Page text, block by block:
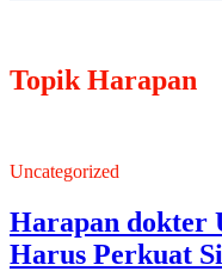
Topik Harapan
Uncategorized
Harapan dokter
Harus Perkuat